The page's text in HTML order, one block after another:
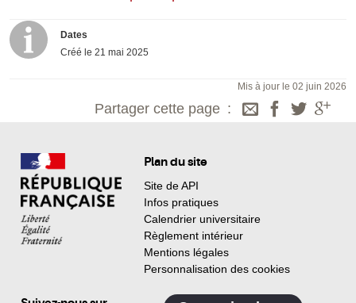
Dates
Créé le 21 mai 2025
Mis à jour le 02 juin 2026
Partager cette page
Plan du site
Site de API
Infos pratiques
Calendrier universitaire
Règlement intérieur
Mentions légales
Personnalisation des cookies